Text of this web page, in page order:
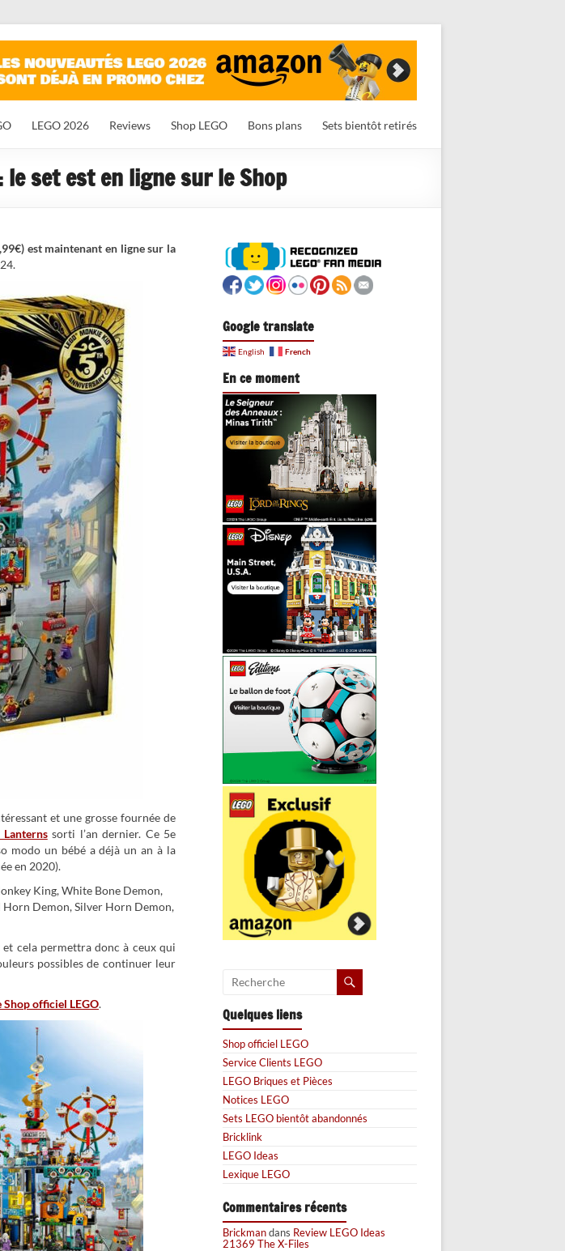
LEGO 2026 Reviews Shop LEGO Bons plans Sets bientôt retirés
le set est en ligne sur le Shop
est maintenant en ligne sur la
et une grosse fournée de
sorti l’an dernier. Ce 5e
modo un bébé a déjà un an à la
en 2020).
King, White Bone Demon,
Horn Demon, Silver Horn Demon,
cela permettra donc à ceux qui
possibles de continuer leur
officiel LEGO.
Google translate
English French
En ce moment
Quelques liens
Shop officiel LEGO
Service Clients LEGO
LEGO Briques et Pièces
Notices LEGO
Sets LEGO bientôt abandonnés
Bricklink
LEGO Ideas
Lexique LEGO
Commentaires récents
Brickmandans Review LEGO Ideas
21369 The X-Files